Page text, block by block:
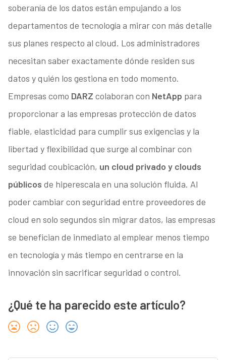
soberanía de los datos están empujando a los
departamentos de tecnología a mirar con más detalle
sus planes respecto al cloud. Los administradores
necesitan saber exactamente dónde residen sus
datos y quién los gestiona en todo momento.
Empresas como DARZ colaboran con NetApp para
proporcionar a las empresas protección de datos
fiable, elasticidad para cumplir sus exigencias y la
libertad y flexibilidad que surge al combinar con
seguridad coubicación, un cloud privado y clouds
públicos de hiperescala en una solución fluida. Al
poder cambiar con seguridad entre proveedores de
cloud en solo segundos sin migrar datos, las empresas
se benefician de inmediato al emplear menos tiempo
en tecnología y más tiempo en centrarse en la
innovación sin sacrificar seguridad o control.
¿Qué te ha parecido este artículo?